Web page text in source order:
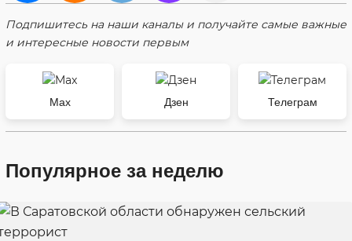
Подпишитесь на наши каналы и получайте самые важные
и интересные новости первым
Max Дзен Телеграм
Популярное за неделю